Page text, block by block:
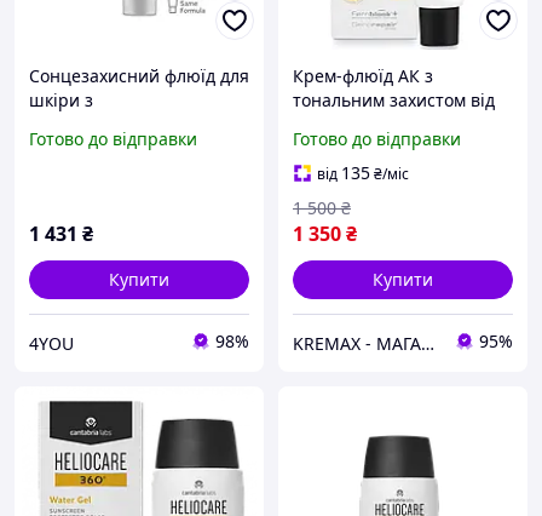
Сонцезахисний флюїд для
шкіри з
50+ HELIOCARE 360º
Готово до відправки
1 431 ₴
Купити
4YOU 98%
Крем-флюїд АК з
тональним захистом від
AK Fluid SPF 100+
Cantabria Labs 50 мл
Готово до відправки
від 135₴/міс
1 350₴
1 500 ₴
Купити
KREMAX - МАГАЗИН КОСМЕТИКИ 95%